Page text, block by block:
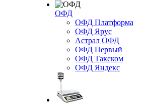
ОФД
ОФД Платформа
ОФД Ярус
Астрал ОФД
ОФД Первый
ОФД Такском
ОФД Яндекс